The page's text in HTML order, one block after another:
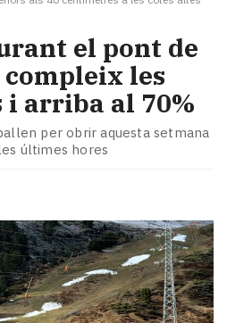
el pont de
les
arriba al 70%
per obrir aquesta setmana
últimes hores